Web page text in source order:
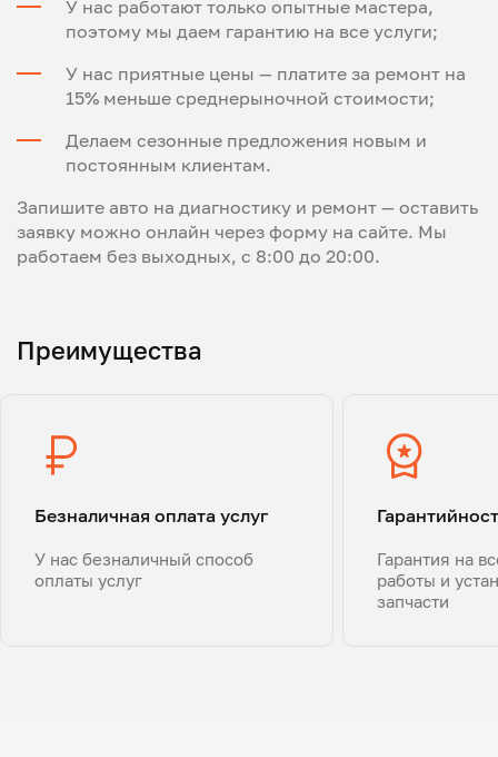
У нас работают только опытные мастера,
поэтому мы даем гарантию на все услуги;
У нас приятные цены — платите за ремонт на
15% меньше среднерыночной стоимости;
Делаем сезонные предложения новым и
постоянным клиентам.
Запишите авто на диагностику и ремонт — оставить
заявку можно онлайн через форму на сайте. Мы
работаем без выходных, с 8:00 до 20:00.
Преимущества
Безналичная оплата услуг
У нас безналичный способ
оплаты услуг
Гарантия на
работы и
запчасти